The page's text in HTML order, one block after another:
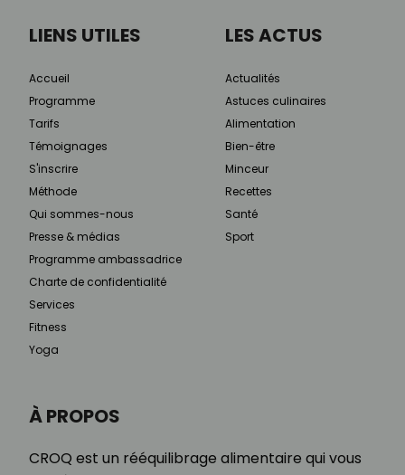
À PROPOS
CROQ est un rééquilibrage alimentaire qui vous
LIENS UTILES
Accueil
Programme
Tarifs
Témoignages
S'inscrire
Méthode
Qui sommes-nous
Presse & médias
Programme ambassadrice
Charte de confidentialité
Services
Fitness
Yoga
LES ACTUS
Actualités
Astuces culinaires
Alimentation
Bien-être
Minceur
Recettes
Santé
Sport